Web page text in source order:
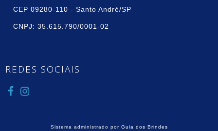
CEP 09280-110 - Santo André/SP
CNPJ: 35.615.790/0001-02
REDES SOCIAIS
Sistema administrado por Guia dos Brindes